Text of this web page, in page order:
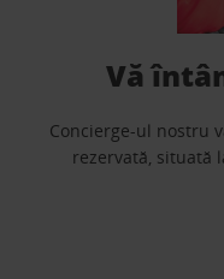
Vă
Concierge-ul nostru
rezervată, situată